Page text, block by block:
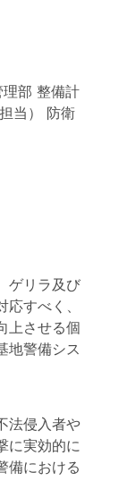
部 整備計
当） 防衛
ゲリラ及び
すべく、
上させる個
地警備シス
法侵入者や
に実効的に
備における